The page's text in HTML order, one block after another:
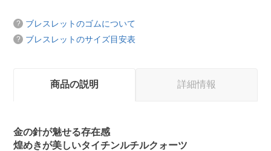
ブレスレットのゴムについて
ブレスレットのサイズ目安表
商品の説明 詳細情報
金の針が魅せる存在感
煌めきが美しいタイチンルチルクォーツ